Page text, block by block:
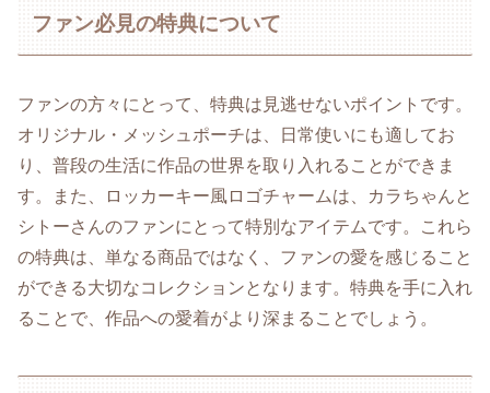
ファン必見の特典について
ファンの方々にとって、特典は見逃せないポイントです。
オリジナル・メッシュポーチは、日常使いにも適してお
り、普段の生活に作品の世界を取り入れることができま
す。また、ロッカーキー風ロゴチャームは、カラちゃんと
シトーさんのファンにとって特別なアイテムです。これら
の特典は、単なる商品ではなく、ファンの愛を感じること
ができる大切なコレクションとなります。特典を手に入れ
ることで、作品への愛着がより深まることでしょう。